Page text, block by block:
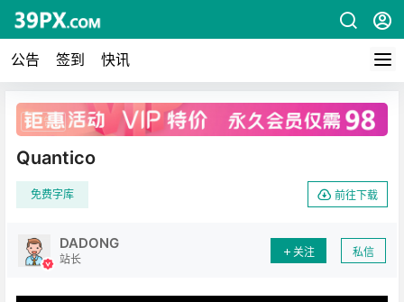
公告 签到 快讯
广告
Quantico
免费字库 前往下载
DADONG
站长
关注 私信